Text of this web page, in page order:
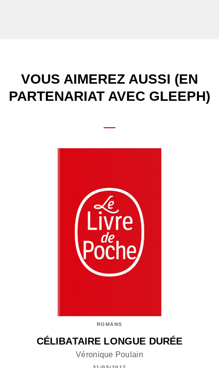
VOUS AIMEREZ AUSSI (EN
PARTENARIAT AVEC GLEEPH)
ROMANS
CÉLIBATAIRE LONGUE DURÉE
Véronique Poulain